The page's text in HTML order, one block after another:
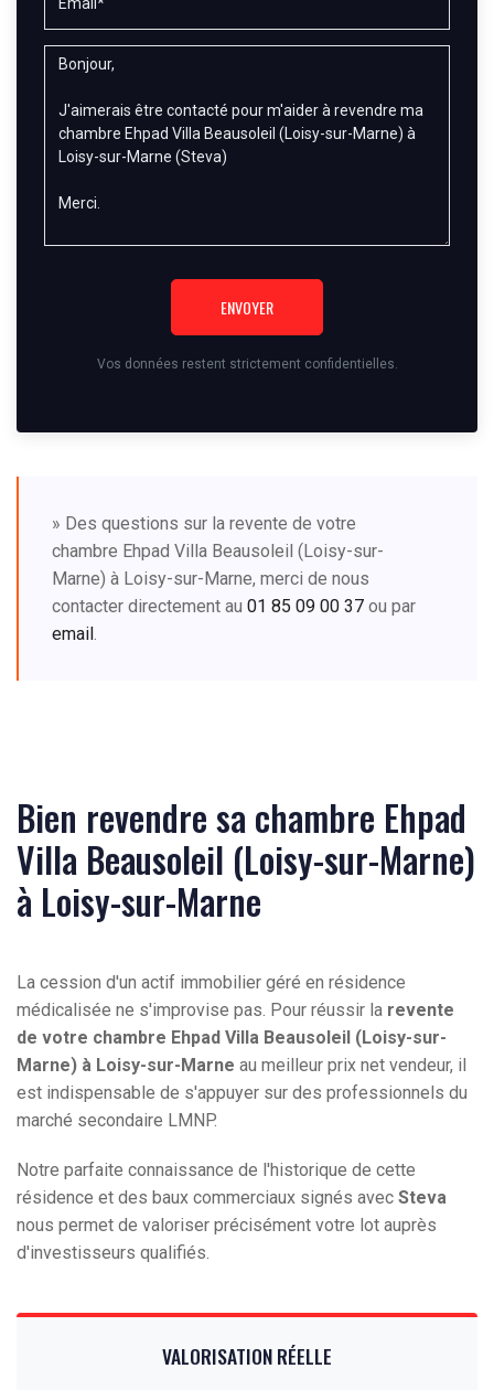
ENVOYER
Vos données restent strictement confidentielles.
» Des questions sur la revente de votre
chambre Ehpad Villa Beausoleil (Loisy-sur-
Marne) à Loisy-sur-Marne, merci de nous
contacter directement au 01 85 09 00 37 ou par
email
Bien revendre sa chambre Ehpad
Villa Beausoleil (Loisy-sur-Marne)
à Loisy-sur-Marne
La cession d'un actif immobilier géré en résidence
médicalisée ne s'improvise pas. Pour réussir la revente
de votre chambre Ehpad Villa Beausoleil (Loisy-sur-
Marne) à Loisy-sur-Marne au meilleur prix net vendeur, il
est indispensable de s'appuyer sur des professionnels du
marché secondaire LMNP.
Notre parfaite connaissance de l'historique de cette
résidence et des baux commerciaux signés avec Steva
nous permet de valoriser précisément votre lot auprès
d'investisseurs qualifiés.
VALORISATION RÉELLE